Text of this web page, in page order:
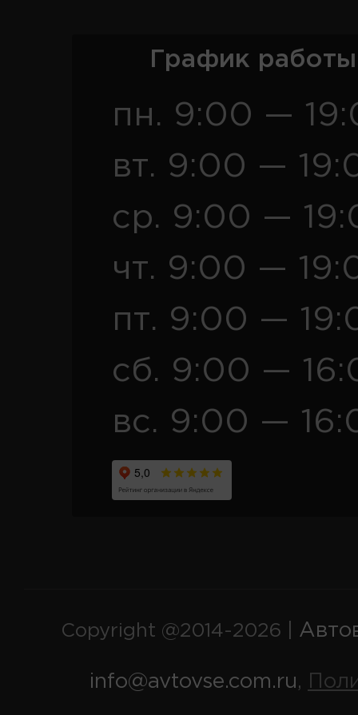
График
пн. 9:00 —
вт. 9:00 —
ср. 9:00 —
чт. 9:00 —
пт. 9:00 —
сб. 9:00 —
вс. 9:00 —
Copyright @2014-2026 |
info@avtovse.com.ru,